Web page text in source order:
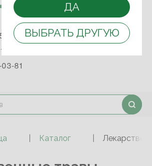
ДА
ВЫБРАТЬ ДРУГУЮ
93
85
81
Каталог